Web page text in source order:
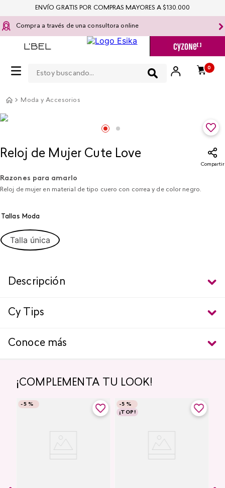
Compra a través de una consultora online
0
ENVÍO GRATIS POR COMPRAS MAYORES A $130.000
Moda y Accesorios
Reloj de Mujer Cute Love
Compartir
Razones para amarlo
Reloj de mujer en material de tipo cuero con correa y de color negro.
Tallas Moda
Talla única
Descripción
Cy Tips
Conoce más
¡COMPLEMENTA TU LOOK!
-5 % -5 %
¡TOP!